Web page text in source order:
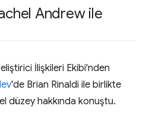
Andrew ile
İlişkileri Ekibi'nden
'de Brian Rinaldi ile birlikte
düzey hakkında konuştu.